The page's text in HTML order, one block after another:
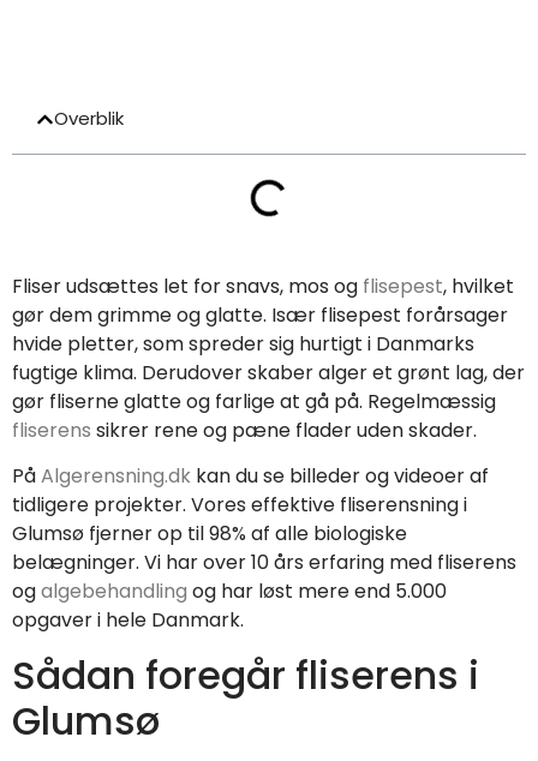
Overblik
Fliser udsættes let for snavs, mos og flisepest, hvilket
gør dem grimme og glatte. Især flisepest forårsager
hvide pletter, som spreder sig hurtigt i Danmarks
fugtige klima. Derudover skaber alger et grønt lag, der
gør fliserne glatte og farlige at gå på. Regelmæssig
fliserens sikrer rene og pæne flader uden skader.
PåAlgerensning.dk kan du se billeder og videoer af
tidligere projekter. Vores effektive fliserensning i
Glumsø fjerner op til 98% af alle biologiske
belægninger. Vi har over 10 års erfaring med fliserens
ogalgebehandling og har løst mere end 5.000
opgaver i hele Danmark.
Sådan foregår fliserens i
Glumsø